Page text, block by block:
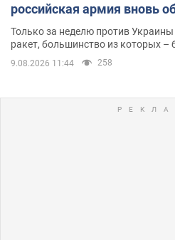
российская армия вновь
Одессе
Только за неделю против
ракет, большинство из которых –
9.08.2026 11:44 258